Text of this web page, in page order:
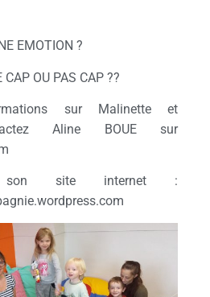
EMOTION ?
OU PAS CAP ??
sur Malinette et
Aline BOUE sur
son site internet :